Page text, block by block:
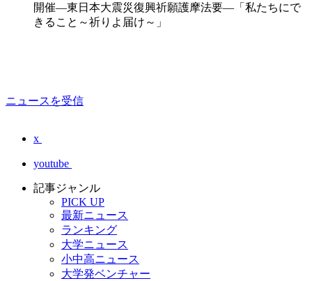
開催―東日本大震災復興祈願護摩法要―「私たちにで
きること～祈りよ届け～」
ニュースを受信
x
youtube
記事ジャンル
PICK UP
最新ニュース
ランキング
大学ニュース
小中高ニュース
大学発ベンチャー